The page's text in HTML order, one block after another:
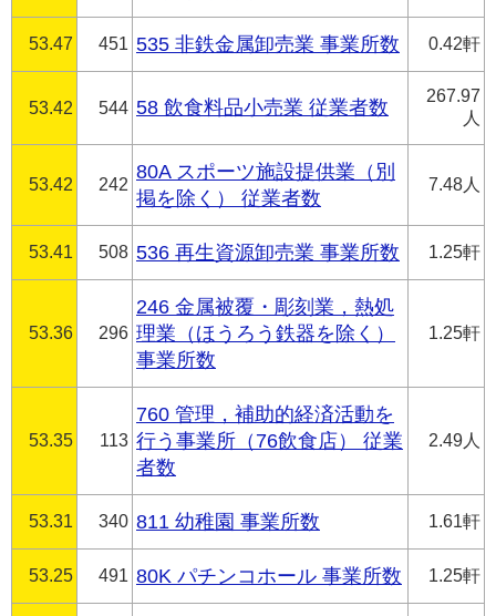
53.47 451 535 非鉄金属卸売業 事業所数 0.42軒
53.42 544 58 飲食料品小売業 従業者数
267.97
人
53.42 242
80A スポーツ施設提供業（別
掲を除く） 従業者数
7.48人
53.41 508 536 再生資源卸売業 事業所数 1.25軒
53.36 296
246 金属被覆・彫刻業，熱処
理業（ほうろう鉄器を除く）
事業所数
1.25軒
53.35 113
760 管理，補助的経済活動を
行う事業所（76飲食店） 従業
者数
2.49人
53.31 340 811 幼稚園 事業所数 1.61軒
53.25 491 80K パチンコホール 事業所数 1.25軒